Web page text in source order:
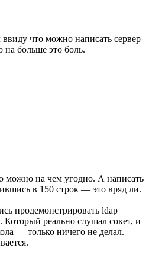
что можно написать сервер
на больше это боль.
можно на чем угодно. А написать
в 150 строк — это вряд ли.
продемонстрировать ldap
Который реально слушал сокет, и
— только ничего не делал.